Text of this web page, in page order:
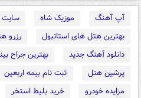
آپ آهنگ موزیک شاه
سایت
بهترین هتل های استانبول
رزرو
دانلود آهنگ جدید
بهترین جراح
پرشین هتل
ثبت نام بیمه اربعین
مزایده خودرو
خرید بلیط استخر